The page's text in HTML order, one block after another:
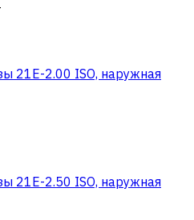
21E-2.00 ISO, наружная
21E-2.50 ISO, наружная